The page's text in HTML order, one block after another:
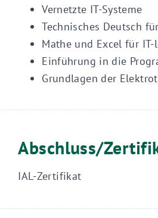
Vernetzte IT-Systeme
Technisches Deutsch
Mathe und Excel für IT-
Einführung in die
Grundlagen der
Abschluss/
IAL-Zertifikat